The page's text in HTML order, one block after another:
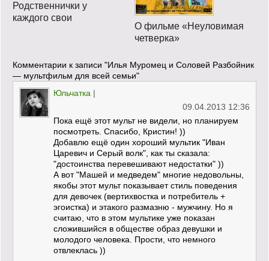
Родственнички у
каждого свои
О фильме «Неуловимая
четверка»
Комментарии к записи "Илья Муромец и Соловей Разбойник
— мультфильм для всей семьи"
Юльчатка |
09.04.2013 12:36
Пока ещё этот мульт не видели, но планируем
посмотреть. Спасибо, Кристин! ))
Добавлю ещё один хороший мультик "Иван
Царевич и Серый волк", как ты сказала:
"достоинства перевешивают недостатки" ))
А вот "Машей и медведем" многие недовольны,
якобы этот мульт показывает стиль поведения
для девочек (вертихвостка и потребитель +
эгоистка) и этакого размазню - мужчину. Но я
считаю, что в этом мультике уже показан
сложившийся в обществе образ девушки и
молодого человека. Прости, что немного
отвлеклась ))